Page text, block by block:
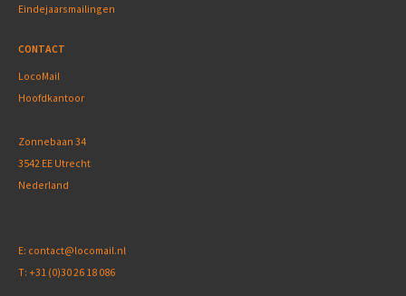
Eindejaarsmailingen
CONTACT
LocoMail
Hoofdkantoor
Zonnebaan 34
3542 EE Utrecht
Nederland
E: contact@locomail.nl
T: +31 (0)30 26 18 086